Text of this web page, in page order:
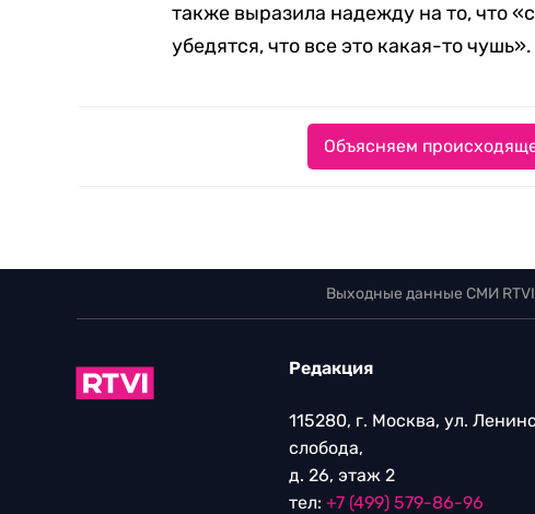
также выразила надежду на то, что
убедятся, что все это какая-то чушь».
Объясняем
Выходные данные СМИ RTVI
Редакция
115280, г. Москва, ул.
слобода,
д. 26, этаж 2
тел: +7 (499) 579-86-96